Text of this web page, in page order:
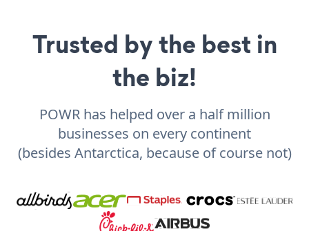
Trusted by the best in
the biz!
POWR has helped over a half million
businesses on every continent
(besides Antarctica, because of course not)